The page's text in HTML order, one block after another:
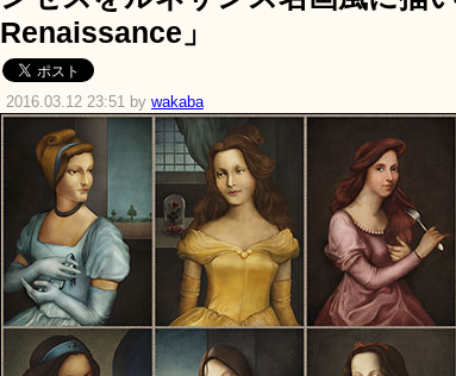
Renaissance」
2016.03.12 23:51 by wakaba